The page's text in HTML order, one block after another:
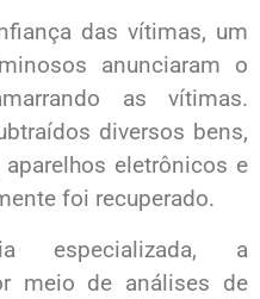
das vítimas, um
anunciaram o
as vítimas.
diversos bens,
eletrônicos e
foi recuperado.
especializada, a
meio de análises de